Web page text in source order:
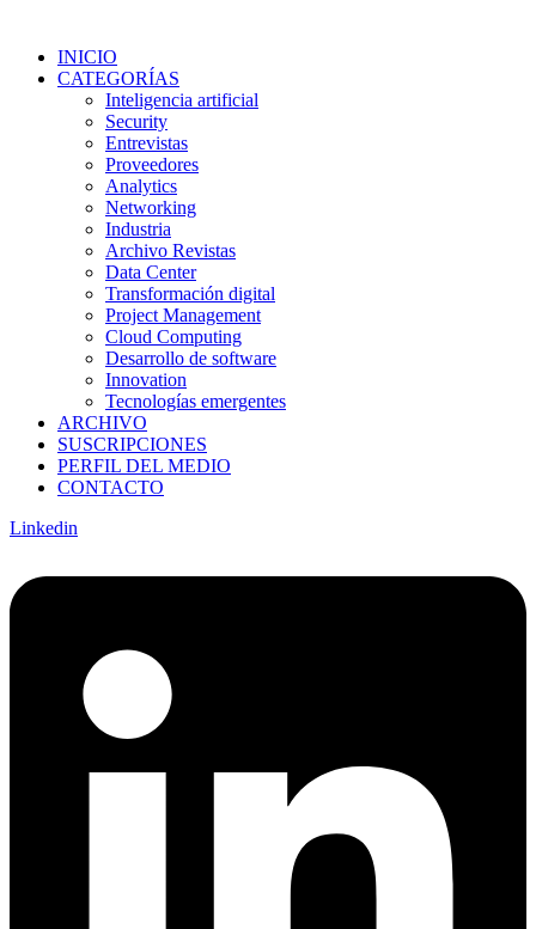
INICIO
CATEGORÍAS
Inteligencia artificial
Security
Entrevistas
Proveedores
Analytics
Networking
Industria
Archivo Revistas
Data Center
Transformación digital
Project Management
Cloud Computing
Desarrollo de software
Innovation
Tecnologías emergentes
ARCHIVO
SUSCRIPCIONES
PERFIL DEL MEDIO
CONTACTO
Linkedin